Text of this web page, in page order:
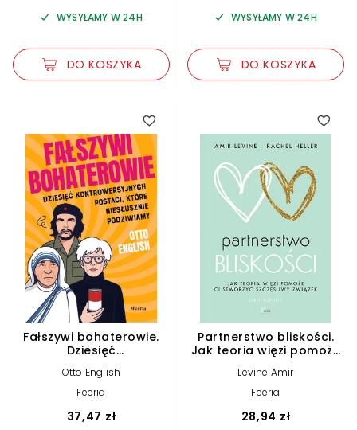
WYSYŁAMY W 24H
DO KOSZYKA
WYSYŁAMY W 24H
DO KOSZYKA
Fałszywi bohaterowie.
Dziesięć
postaci, które niesłusznie
podziwiamy
Otto English
Feeria
37,47 zł
1.00
Partnerstwo bliskości.
Jak teoria więzi pomoże
związek
Levine Amir
Feeria
28,94 zł